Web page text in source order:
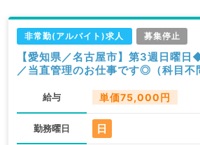
非常勤(アルバイト)求人 募集停止
【愛知県／名古屋市】第3週日曜
／当直管理のお仕事です◎（科目不
給与 単価75,000円
勤務曜日 日